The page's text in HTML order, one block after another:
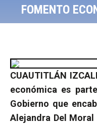
FOMENTO
CUAUTITLÁN
económica es
Gobierno que
Alejandra Del